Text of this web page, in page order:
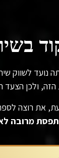
נועד לשווק
הזה, ולכן הצעד
את רוצה
מרובה